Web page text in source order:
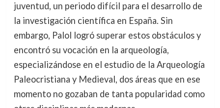
juventud, un periodo difícil para el desarrollo de
la investigación científica en España. Sin
embargo, Palol logró superar estos obstáculos y
encontró su vocación en la arqueología,
especializándose en el estudio de la Arqueología
Paleocristiana y Medieval, dos áreas que en ese
momento no gozaban de tanta popularidad como